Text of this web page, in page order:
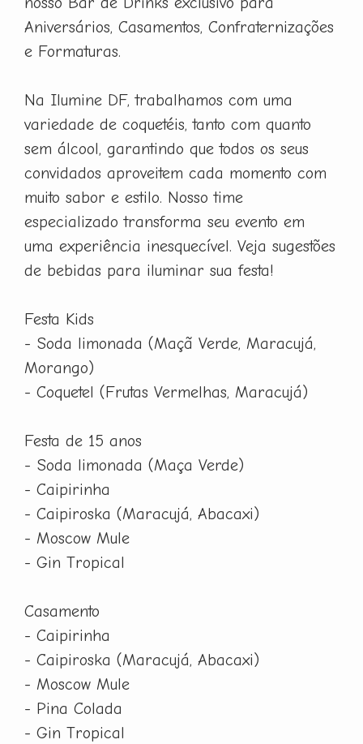
Aniversários, Casamentos, Confraternizações
e Formaturas.
Na Ilumine DF, trabalhamos com uma
variedade de coquetéis, tanto com quanto
sem álcool, garantindo que todos os seus
convidados aproveitem cada momento com
muito sabor e estilo. Nosso time
especializado transforma seu evento em
uma experiência inesquecível. Veja sugestões
de bebidas para iluminar sua festa!
Festa Kids
- Soda limonada (Maçã Verde, Maracujá,
Morango)
- Coquetel (Frutas Vermelhas, Maracujá)
Festa de 15 anos
- Soda limonada (Maça Verde)
- Caipirinha
- Caipiroska (Maracujá, Abacaxi)
- Moscow Mule
- Gin Tropical
Casamento
- Caipirinha
- Caipiroska (Maracujá, Abacaxi)
- Moscow Mule
- Pina Colada
- Gin Tropical